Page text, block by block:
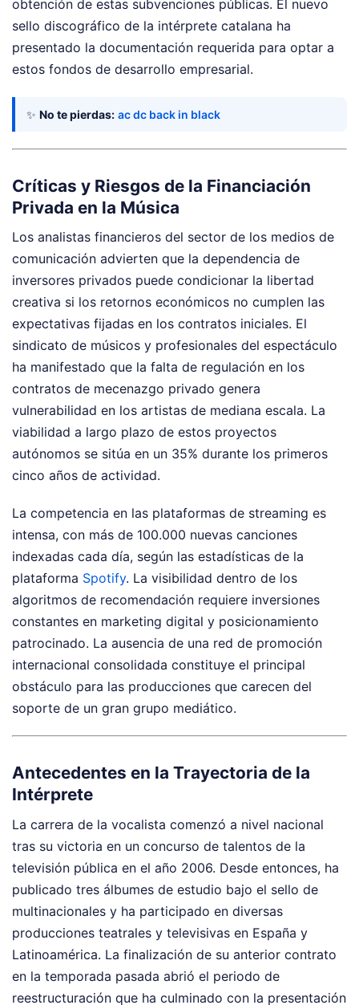
obtención de estas subvenciones públicas. El nuevo
sello discográfico de la intérprete catalana ha
presentado la documentación requerida para optar a
estos fondos de desarrollo empresarial.
✨ No te pierdas: ac dc back in black
Críticas y Riesgos de la Financiación
Privada en la Música
Los analistas financieros del sector de los medios de
comunicación advierten que la dependencia de
inversores privados puede condicionar la libertad
creativa si los retornos económicos no cumplen las
expectativas fijadas en los contratos iniciales. El
sindicato de músicos y profesionales del espectáculo
ha manifestado que la falta de regulación en los
contratos de mecenazgo privado genera
vulnerabilidad en los artistas de mediana escala. La
viabilidad a largo plazo de estos proyectos
autónomos se sitúa en un 35% durante los primeros
cinco años de actividad.
La competencia en las plataformas de streaming es
intensa, con más de 100.000 nuevas canciones
indexadas cada día, según las estadísticas de la
plataforma Spotify. La visibilidad dentro de los
algoritmos de recomendación requiere inversiones
constantes en marketing digital y posicionamiento
patrocinado. La ausencia de una red de promoción
internacional consolidada constituye el principal
obstáculo para las producciones que carecen del
soporte de un gran grupo mediático.
Antecedentes en la Trayectoria de la
Intérprete
La carrera de la vocalista comenzó a nivel nacional
tras su victoria en un concurso de talentos de la
televisión pública en el año 2006. Desde entonces, ha
publicado tres álbumes de estudio bajo el sello de
multinacionales y ha participado en diversas
producciones teatrales y televisivas en España y
Latinoamérica. La finalización de su anterior contrato
en la temporada pasada abrió el periodo de
reestructuración que ha culminado con la presentación